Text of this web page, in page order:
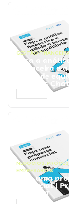
GESTÃO
Faça a
financeira e
ponto de
Prompts
NEGÓCIOS,
EMPRESARIAIS
Faça uma
comercial |
ChatGPT